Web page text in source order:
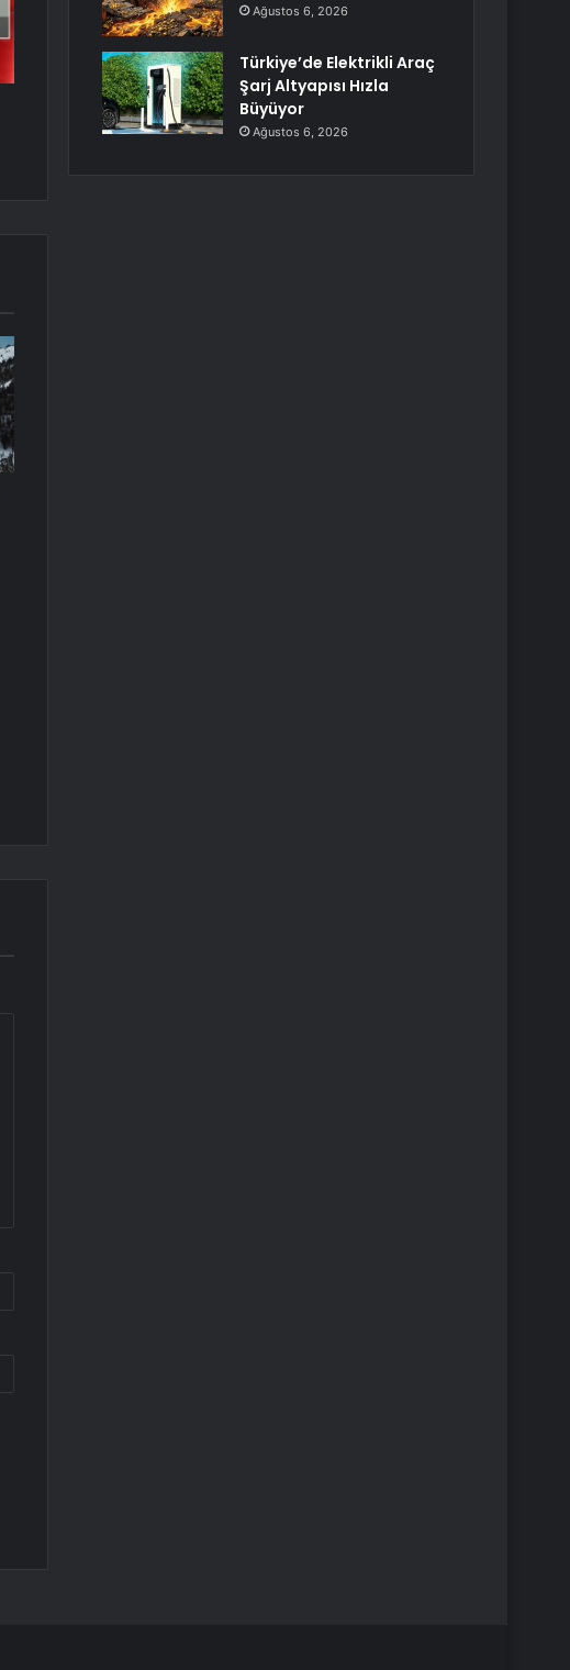
Ağustos 6, 2026
Türkiye’de Elektrikli Araç
Şarj Altyapısı Hızla
Büyüyor
Ağustos 6, 2026